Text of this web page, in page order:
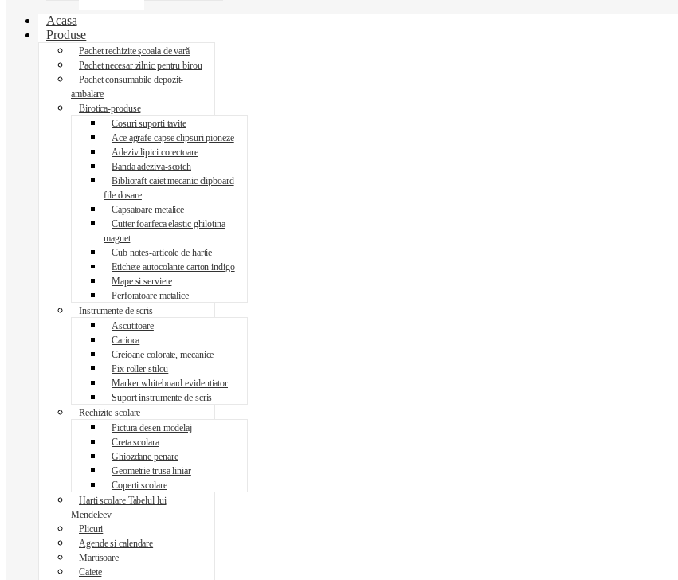
Acasa
Produse
Pachet rechizite școala de vară
Pachet necesar zilnic pentru birou
Pachet consumabile depozit-
ambalare
Birotica-produse
Cosuri suporti tavite
Ace agrafe capse clipsuri pioneze
Adeziv lipici corectoare
Banda adeziva-scotch
Biblioraft caiet mecanic clipboard
file dosare
Capsatoare metalice
Cutter foarfeca elastic ghilotina
magnet
Cub notes-articole de hartie
Etichete autocolante carton indigo
Mape si serviete
Perforatoare metalice
Instrumente de scris
Ascutitoare
Carioca
Creioane colorate, mecanice
Pix roller stilou
Marker whiteboard evidentiator
Suport instrumente de scris
Rechizite scolare
Pictura desen modelaj
Creta scolara
Ghiozdane penare
Geometrie trusa liniar
Coperti scolare
Harti scolare Tabelul lui
Mendeleev
Plicuri
Agende si calendare
Martisoare
Caiete